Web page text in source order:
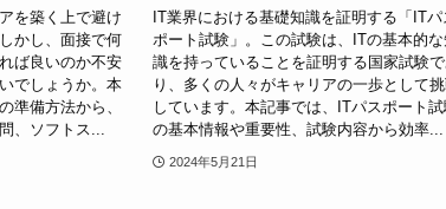
を築く上で避け
かし、面接で何
ば良いのか不安
でしょうか。本
準備方法から、
、ソフトス...
IT業界における基礎知識を証明する「ITパ
ポート試験」。この試験は、ITの基本的な
識を持っていることを証明する国家試験
り、多くの人々がキャリアの一歩として
しています。本記事では、ITパスポート
の基本情報や重要性、試験内容から効率...
2024年5月21日